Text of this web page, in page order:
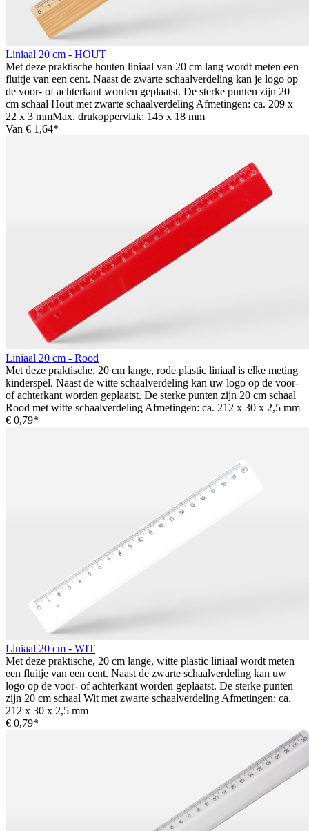
Liniaal 20 cm - HOUT
Met deze praktische houten liniaal van 20 cm lang wordt meten een
fluitje van een cent. Naast de zwarte schaalverdeling kan je logo op
de voor- of achterkant worden geplaatst. De sterke punten zijn 20
cm schaal Hout met zwarte schaalverdeling Afmetingen: ca. 209 x
22 x 3 mmMax. drukoppervlak: 145 x 18 mm
Van € 1,64*
Liniaal 20 cm - Rood
Met deze praktische, 20 cm lange, rode plastic liniaal is elke meting
kinderspel. Naast de witte schaalverdeling kan uw logo op de voor-
of achterkant worden geplaatst. De sterke punten zijn 20 cm schaal
Rood met witte schaalverdeling Afmetingen: ca. 212 x 30 x 2,5 mm
€ 0,79*
Liniaal 20 cm - WIT
Met deze praktische, 20 cm lange, witte plastic liniaal wordt meten
een fluitje van een cent. Naast de zwarte schaalverdeling kan uw
logo op de voor- of achterkant worden geplaatst. De sterke punten
zijn 20 cm schaal Wit met zwarte schaalverdeling Afmetingen: ca.
212 x 30 x 2,5 mm
€ 0,79*